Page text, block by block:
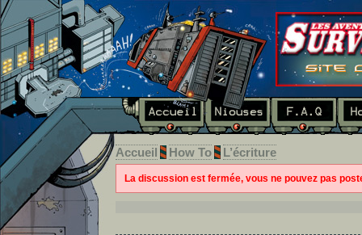
Accueil How To L’écriture
La discussion est fermée, vous ne pouvez pas